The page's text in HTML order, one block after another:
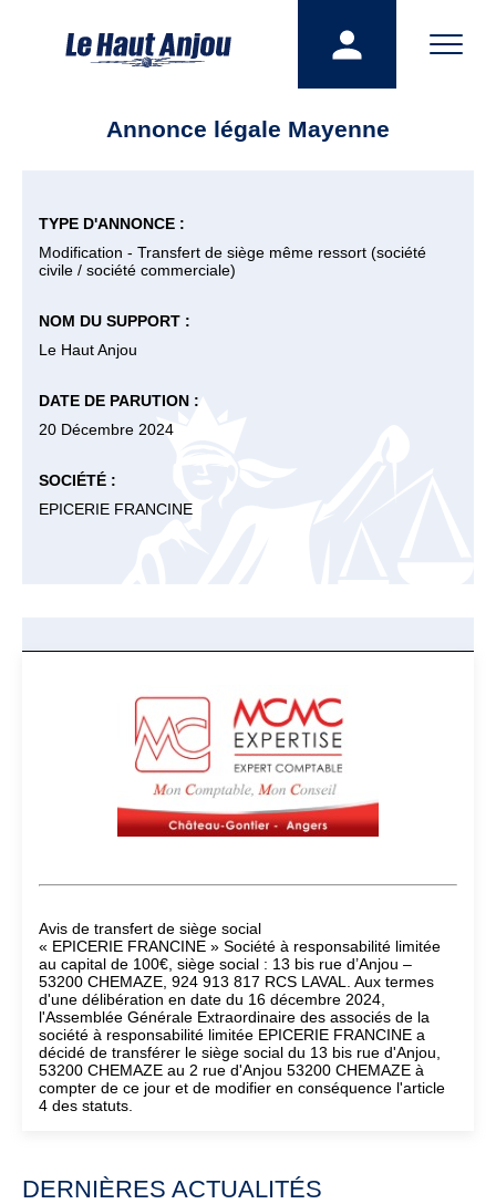
Annonce légale Mayenne
TYPE D'ANNONCE :
Modification - Transfert de siège même ressort (société
civile / société commerciale)
NOM DU SUPPORT :
Le Haut Anjou
DATE DE PARUTION :
20 Décembre 2024
SOCIÉTÉ :
EPICERIE FRANCINE
Avis de transfert de siège social
« EPICERIE FRANCINE » Société à responsabilité limitée
au capital de 100€, siège social : 13 bis rue d’Anjou –
53200 CHEMAZE, 924 913 817 RCS LAVAL. Aux termes
d'une délibération en date du 16 décembre 2024,
l'Assemblée Générale Extraordinaire des associés de la
société à responsabilité limitée EPICERIE FRANCINE a
décidé de transférer le siège social du 13 bis rue d'Anjou,
53200 CHEMAZE au 2 rue d'Anjou 53200 CHEMAZE à
compter de ce jour et de modifier en conséquence l'article
4 des statuts.
DERNIÈRES ACTUALITÉS